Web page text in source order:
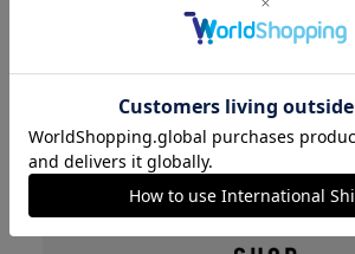
を組み合わせた造語。 オートクチュールラインとし
シノナグモが油絵を描いていくイメージに対し、エント
いデッサンが無ければ油絵も完成しない」というコン